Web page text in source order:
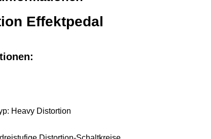
Effektpedal
Heavy Distortion